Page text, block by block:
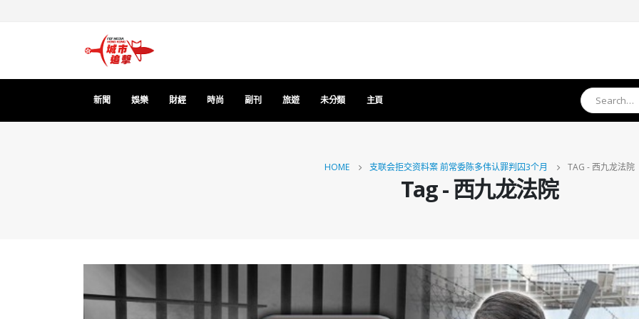
新聞 娛樂 財經 時尚 副刊 旅遊 未分類 主頁
HOME 支联会拒交资料案 前常委陈多伟认罪判囚3个月 TAG -西九龙法院
Tag - 西九龙法院